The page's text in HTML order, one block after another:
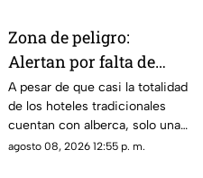
Zona de peligro:
Alertan por falta de
medidas de seguridad
en albercas de hoteles
tradicionales
A pesar de que casi la totalidad
de los hoteles tradicionales
cuentan con alberca, solo una
mínima parte dispone de
agosto 08, 2026 12:55 p. m.